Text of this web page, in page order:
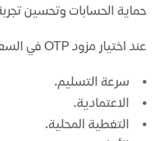
حماية الحسابات وتحسين
عند اختيار مزود OTP في السعودية، يجب التركيز على:
سرعة التسليم.
الاعتمادية.
التغطية المحلية.